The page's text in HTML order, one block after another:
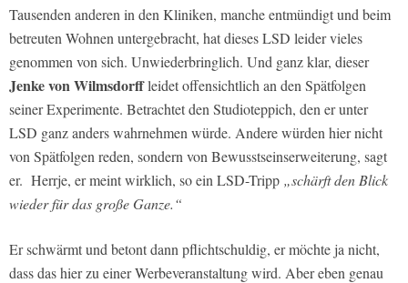
Tausenden anderen in den Kliniken, manche entmündigt und beim
betreuten Wohnen untergebracht, hat dieses LSD leider vieles
genommen von sich. Unwiederbringlich. Und ganz klar, dieser
Jenke von Wilmsdorffleidet offensichtlich an den Spätfolgen
seiner Experimente. Betrachtet den Studioteppich, den er unter
LSD ganz anders wahrnehmen würde. Andere würden hier nicht
von Spätfolgen reden, sondern von Bewusstseinserweiterung, sagt
er. Herrje, er meint wirklich, so ein LSD-Tripp „schärft den Blick
wieder für das große Ganze.“
Er schwärmt und betont dann pflichtschuldig, er möchte ja nicht,
dass das hier zu einer Werbeveranstaltung wird. Aber eben genau